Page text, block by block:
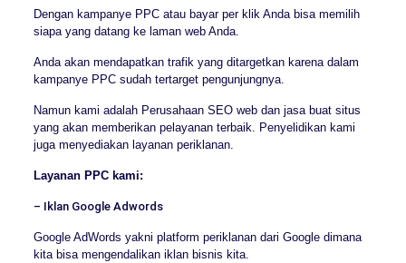
Dengan kampanye PPC atau bayar per klik Anda bisa memilih
siapa yang datang ke laman web Anda.
Anda akan mendapatkan trafik yang ditargetkan karena dalam
kampanye PPC sudah tertarget pengunjungnya.
Namun kami adalah Perusahaan SEO web dan jasa buat situs
yang akan memberikan pelayanan terbaik. Penyelidikan kami
juga menyediakan layanan periklanan.
Layanan PPC kami:
– Iklan Google Adwords
Google AdWords yakni platform periklanan dari Google dimana
kita bisa mengendalikan iklan bisnis kita.